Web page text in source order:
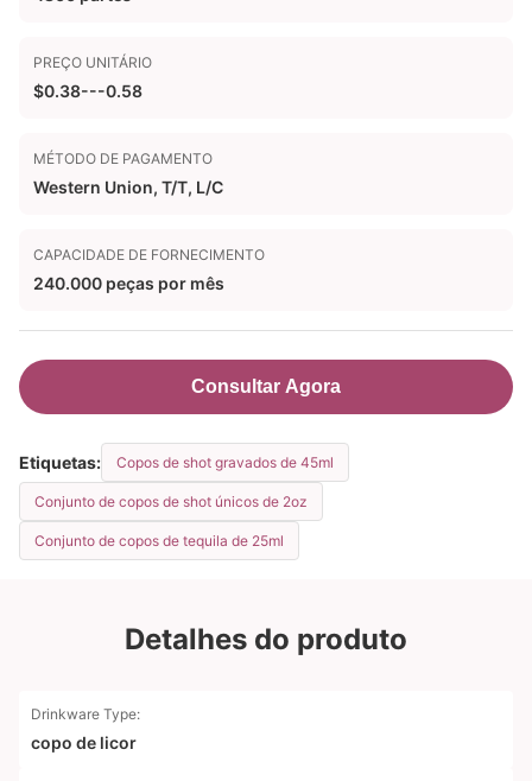
PREÇO UNITÁRIO
$0.38---0.58
MÉTODO DE PAGAMENTO
Western Union, T/T, L/C
CAPACIDADE DE FORNECIMENTO
240.000 peças por mês
Consultar Agora
Etiquetas: Copos de shot gravados de 45ml
Conjunto de copos de shot únicos de 2oz
Conjunto de copos de tequila de 25ml
Detalhes do produto
Drinkware Type:
copo de licor